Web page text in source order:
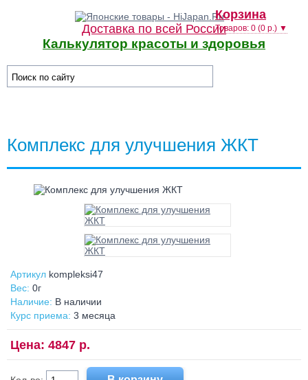
Доставка по всей России
Корзина
Товаров: 0 (0 р.) ▼
Калькулятор красоты и здоровья
Комплекс для улучшения ЖКТ
Артикул kompleksi47
Вес: 0г
Наличие: В наличии
Курс приема: 3 месяца
Цена: 4847 р.